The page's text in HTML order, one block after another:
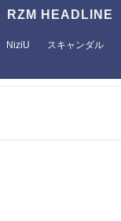
RZM HEADLINE
NiziU スキャンダル